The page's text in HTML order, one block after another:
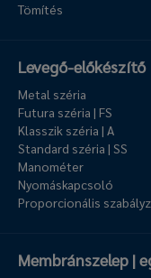
Tömítés
Levegő-előkészítő
Metal széria
Futura széria | FS
Klasszik széria | A
Standard széria | SS
Manométer
Nyomáskapcsoló
Proporcionális
Membránszelep |